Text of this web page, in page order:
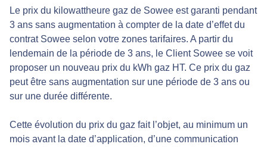
Le prix du kilowattheure gaz de Sowee est garanti pendant
3 ans sans augmentation à compter de la date d’effet du
contrat Sowee selon votre zones tarifaires. A partir du
lendemain de la période de 3 ans, le Client Sowee se voit
proposer un nouveau prix du kWh gaz HT. Ce prix du gaz
peut être sans augmentation sur une période de 3 ans ou
sur une durée différente.
Cette évolution du prix du gaz fait l’objet, au minimum un
mois avant la date d’application, d’une communication